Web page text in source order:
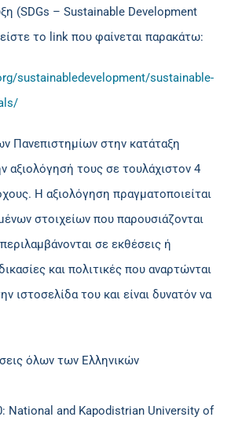
(SDGs – Sustainable Development
το link που φαίνεται παρακάτω:
sustainabledevelopment/sustainable-
Πανεπιστημίων στην κατάταξη
αξιολόγησή τους σε τουλάχιστον 4
Η αξιολόγηση πραγματοποιείται
στοιχείων που παρουσιάζονται
σε εκθέσεις ή
και πολιτικές που αναρτώνται
ιστοσελίδα του και είναι δυνατόν να
όλων των Ελληνικών
National and Kapodistrian University of